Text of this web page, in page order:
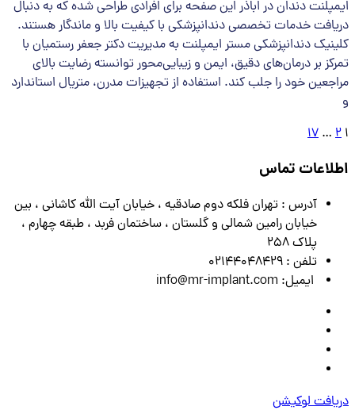
ایمپلنت دندان در اباذر این صفحه برای افرادی طراحی شده که به دنبال
دریافت خدمات تخصصی دندانپزشکی با کیفیت بالا و ماندگار هستند.
کلینیک دندانپزشکی مستر ایمپلنت به مدیریت دکتر جعفر رستمیان با
تمرکز بر درمان‌های دقیق، ایمن و زیبایی‌محور توانسته رضایت بالای
مراجعین خود را جلب کند. استفاده از تجهیزات مدرن، متریال استاندارد
و
1
2
…
17
اطلاعات تماس
آدرس : تهران فلکه دوم صادقیه ، خیابان آیت الله کاشانی ، بین
خیابان رامین شمالی و گلستان ، ساختمان فربد ، طبقه چهارم ،
پلاک 258
تلفن : 02144048429
ایمیل: info@mr-implant.com
دریافت لوکیشن